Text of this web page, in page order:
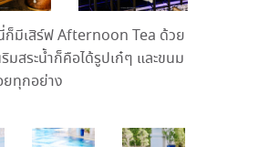
มีเสิร์ฟ Afternoon Tea ด้วย
มสระน้ำก็คือได้รูปเก๋ๆ และขนม
ทุกอย่าง